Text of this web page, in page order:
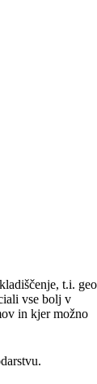
t.i.
vse bolj v
in kjer možno